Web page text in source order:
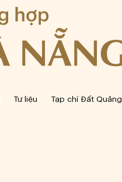
Tư liệu Tạp chí Đất Quảng